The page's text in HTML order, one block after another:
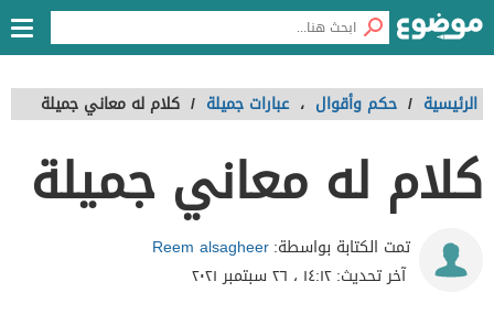
الرئيسية / حكم وأقوال ، عبارات جميلة / كلام له معاني جميلة
كلام له معاني جميلة
تمت الكتابة بواسطة:Reem alsagheer
آخر تحديث:١٤:١٢ ، ٢٦ سبتمبر ٢٠٢١